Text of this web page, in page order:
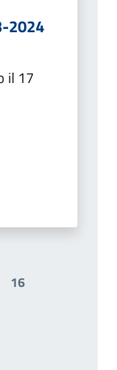
2024
il 17
16